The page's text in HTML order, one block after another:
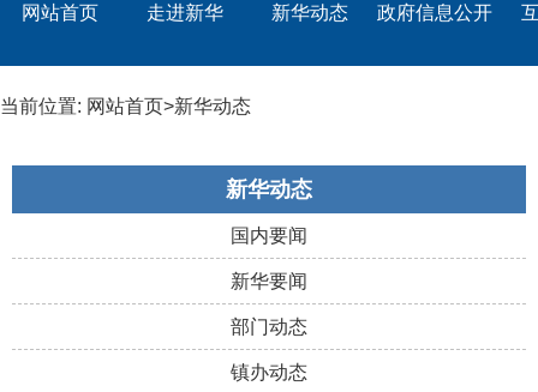
网站首页 走进新华 新华动态 政府信息公开
当前位置: 网站首页>新华动态
新华动态
国内要闻
新华要闻
部门动态
镇办动态